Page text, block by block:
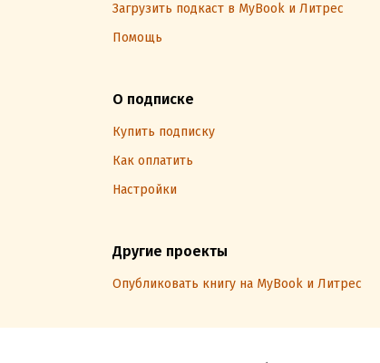
Загрузить подкаст в MyBook и Литрес
Помощь
О подписке
Купить подписку
Как оплатить
Настройки
Другие проекты
Опубликовать книгу на MyBook и Литрес